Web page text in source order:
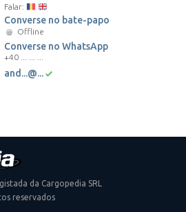
Falar:
Converse no bate-papo
Offline
Converse no WhatsApp
+40 ... ... ...
and...@...
da Cargopedia SRL
reservados